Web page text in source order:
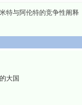
特与阿伦特的竞争性阐释
大国